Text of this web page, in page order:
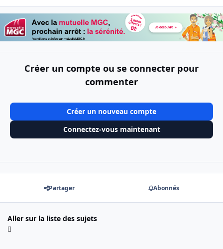
Créer un compte ou se connecter pour
commenter
Créer un nouveau compte
Connectez-vous maintenant
Partager Abonnés
Aller sur la liste des sujets